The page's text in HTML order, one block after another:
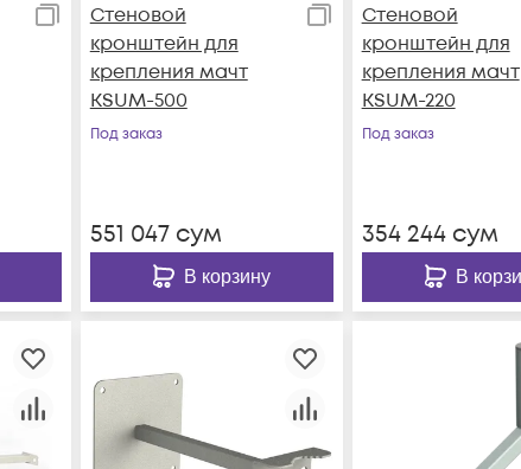
Стеновой
кронштейн для
крепления мачт
KSUM-500
Под заказ
551 047сум
В корзину
Стеновой
кронштейн для
крепления мачт
KSUM-220
Под заказ
354 244сум
В